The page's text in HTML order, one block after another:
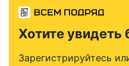
Хотите увидеть
Зарегистрируйтесь